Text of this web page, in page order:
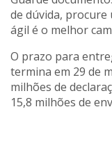
de dúvida,
ágil é o melhor
O prazo para
termina em 29 de
milhões de
15,8 milhões de